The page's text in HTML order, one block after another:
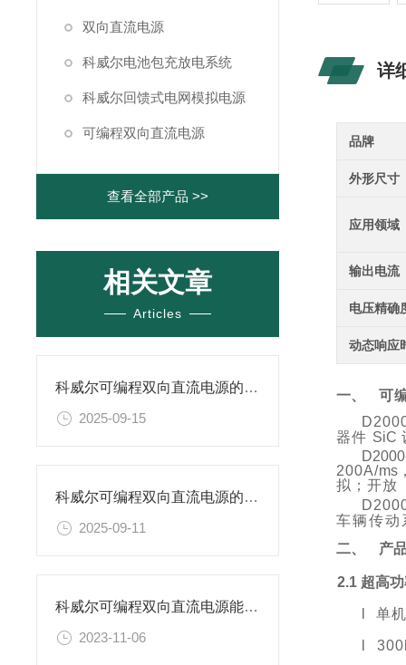
双向直流电源
科威尔电池包充放电系统
科威尔回馈式电网模拟电源
可编程双向直流电源
查看全部产品 >>
相关文章
Articles
科威尔可编程双向直流电源的常见问题及解决方案
2025-09-15
科威尔可编程双向直流电源的技术特点解读
2025-09-11
科威尔可编程双向直流电源能实现有效、灵活的电力控制
2023-11-06
详
品牌
外形尺寸
应用领域
输出电流
电压精确
动态响应
一、
可
器件 SiC
200A/ms
拟；开放
车辆传动
二、
产
2.1 超高
单
300